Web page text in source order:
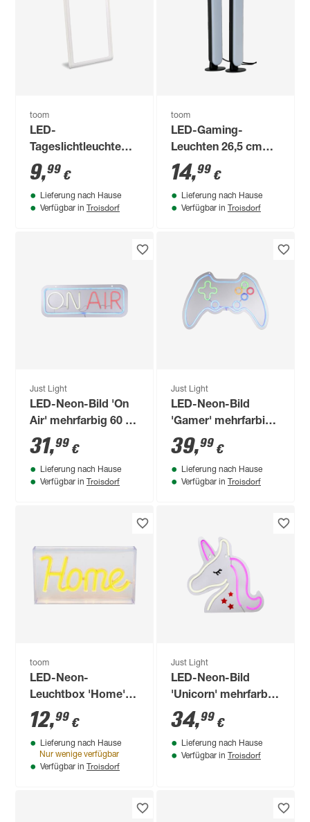
toom
LED-
Tageslichtleuchte
weiß 7,5 W 400 lm 24
x 15,6 cm
9,99 €
Lieferung nach Hause
Verfügbar in Troisdorf
toom
LED-Gaming-
Leuchten 26,5 cm
mit USB-Anschluss
und Fernbedienung,
2 Stück
14,99 €
Lieferung nach Hause
Verfügbar in Troisdorf
Just Light
LED-Neon-Bild 'On
Air' mehrfarbig 60 x
22 x 1,5 cm
31,99 €
Lieferung nach Hause
Verfügbar in Troisdorf
Just Light
LED-Neon-Bild
'Gamer' mehrfarbig
60 x 40 x 1,5 cm
39,99 €
Lieferung nach Hause
Verfügbar in Troisdorf
toom
LED-Neon-
Leuchtbox 'Home'
23 x 12,7 cm
12,99 €
Lieferung nach Hause
Nur wenige verfügbar
Verfügbar in Troisdorf
Just Light
LED-Neon-Bild
'Unicorn' mehrfarbig
33 x 33 x 1,8 cm
34,99 €
Lieferung nach Hause
Verfügbar in Troisdorf